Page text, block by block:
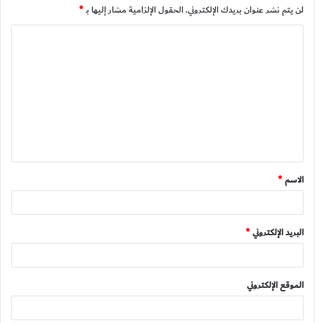
لن يتم نشر عنوان بريدك الإلكتروني.الحقول الإلزامية مشار إليها بـ*
ق
*
الاسم*
البريد الإلكتروني*
الموقع الإلكتروني